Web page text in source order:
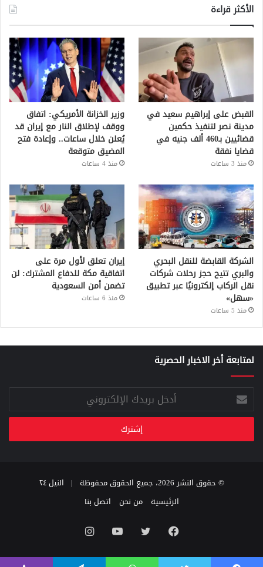
الأكثر قراءة
القبض على إبراهيم سعيد في
مدينة نصر لتنفيذ حكمين
قضائيين بـ460 ألف جنيه في
قضايا نفقة
منذ 3 ساعات
وزير الخزانة الأمريكي: اتفاق
ووقف لإطلاق النار مع إيران قد
يُعلن خلال ساعات.. وإعادة فتح
المضيق متوقعة
منذ 4 ساعات
الشركة القابضة للنقل البحري
والبري تتيح حجز رحلات شركات
نقل الركاب إلكترونيًا عبر تطبيق
«سهل»
منذ 5 ساعات
إيران تعلق لأول مرة على
اتفاقية مكة للدفاع المشترك: لن
تضمن أمن السعودية
منذ 6 ساعات
لمتابعة أخر الاخبار الحصرية
أدخل
بريدك
الإلكتروني
© حقوق النشر 2026، جميع الحقوق محفوظة |
النيل ٢٤
الرئيسية
من نحن اتصل بنا
فيسبوك تويتر يوتيوب